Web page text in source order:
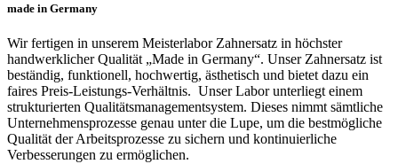
made in Germany
Wir fertigen in unserem Meisterlabor Zahnersatz in höchster
handwerklicher Qualität „Made in Germany“. Unser Zahnersatz ist
beständig, funktionell, hochwertig, ästhetisch und bietet dazu ein
faires Preis-Leistungs-Verhältnis. Unser Labor unterliegt einem
strukturierten Qualitätsmanagementsystem. Dieses nimmt sämtliche
Unternehmensprozesse genau unter die Lupe, um die bestmögliche
Qualität der Arbeitsprozesse zu sichern und kontinuierliche
Verbesserungen zu ermöglichen.